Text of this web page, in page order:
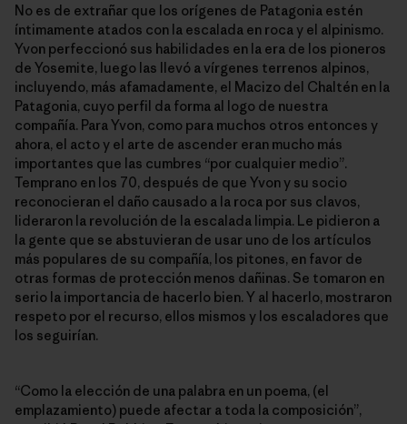
No es de extrañar que los orígenes de Patagonia estén
íntimamente atados con la escalada en roca y el alpinismo.
Yvon perfeccionó sus habilidades en la era de los pioneros
de Yosemite, luego las llevó a vírgenes terrenos alpinos,
incluyendo, más afamadamente, el Macizo del Chaltén en la
Patagonia, cuyo perfil da forma al logo de nuestra
compañía. Para Yvon, como para muchos otros entonces y
ahora, el acto y el arte de ascender eran mucho más
importantes que las cumbres “por cualquier medio”.
Temprano en los 70, después de que Yvon y su socio
reconocieran el daño causado a la roca por sus clavos,
lideraron la revolución de la escalada limpia. Le pidieron a
la gente que se abstuvieran de usar uno de los artículos
más populares de su compañía, los pitones, en favor de
otras formas de protección menos dañinas. Se tomaron en
serio la importancia de hacerlo bien. Y al hacerlo, mostraron
respeto por el recurso, ellos mismos y los escaladores que
los seguirían.
“Como la elección de una palabra en un poema, (el
emplazamiento) puede afectar a toda la composición”,